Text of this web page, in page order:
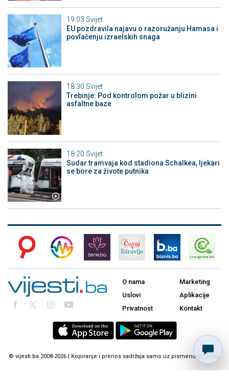
19:03 Svijet
EU pozdravila najavu o razoružanju Hamasa i
povlačenju izraelskih snaga
18:30 Svijet
Trebinje: Pod kontrolom požar u blizini
asfaltne baze
18:20 Svijet
Sudar tramvaja kod stadiona Schalkea, ljekari
se bore za živote putnika
O nama
Uslovi
Privatnost
Marketing
Aplikacije
Kontakt
© vijesti.ba 2008-2026 | Kopiranje i prenos sadržaja samo uz pismenu dozvolu.